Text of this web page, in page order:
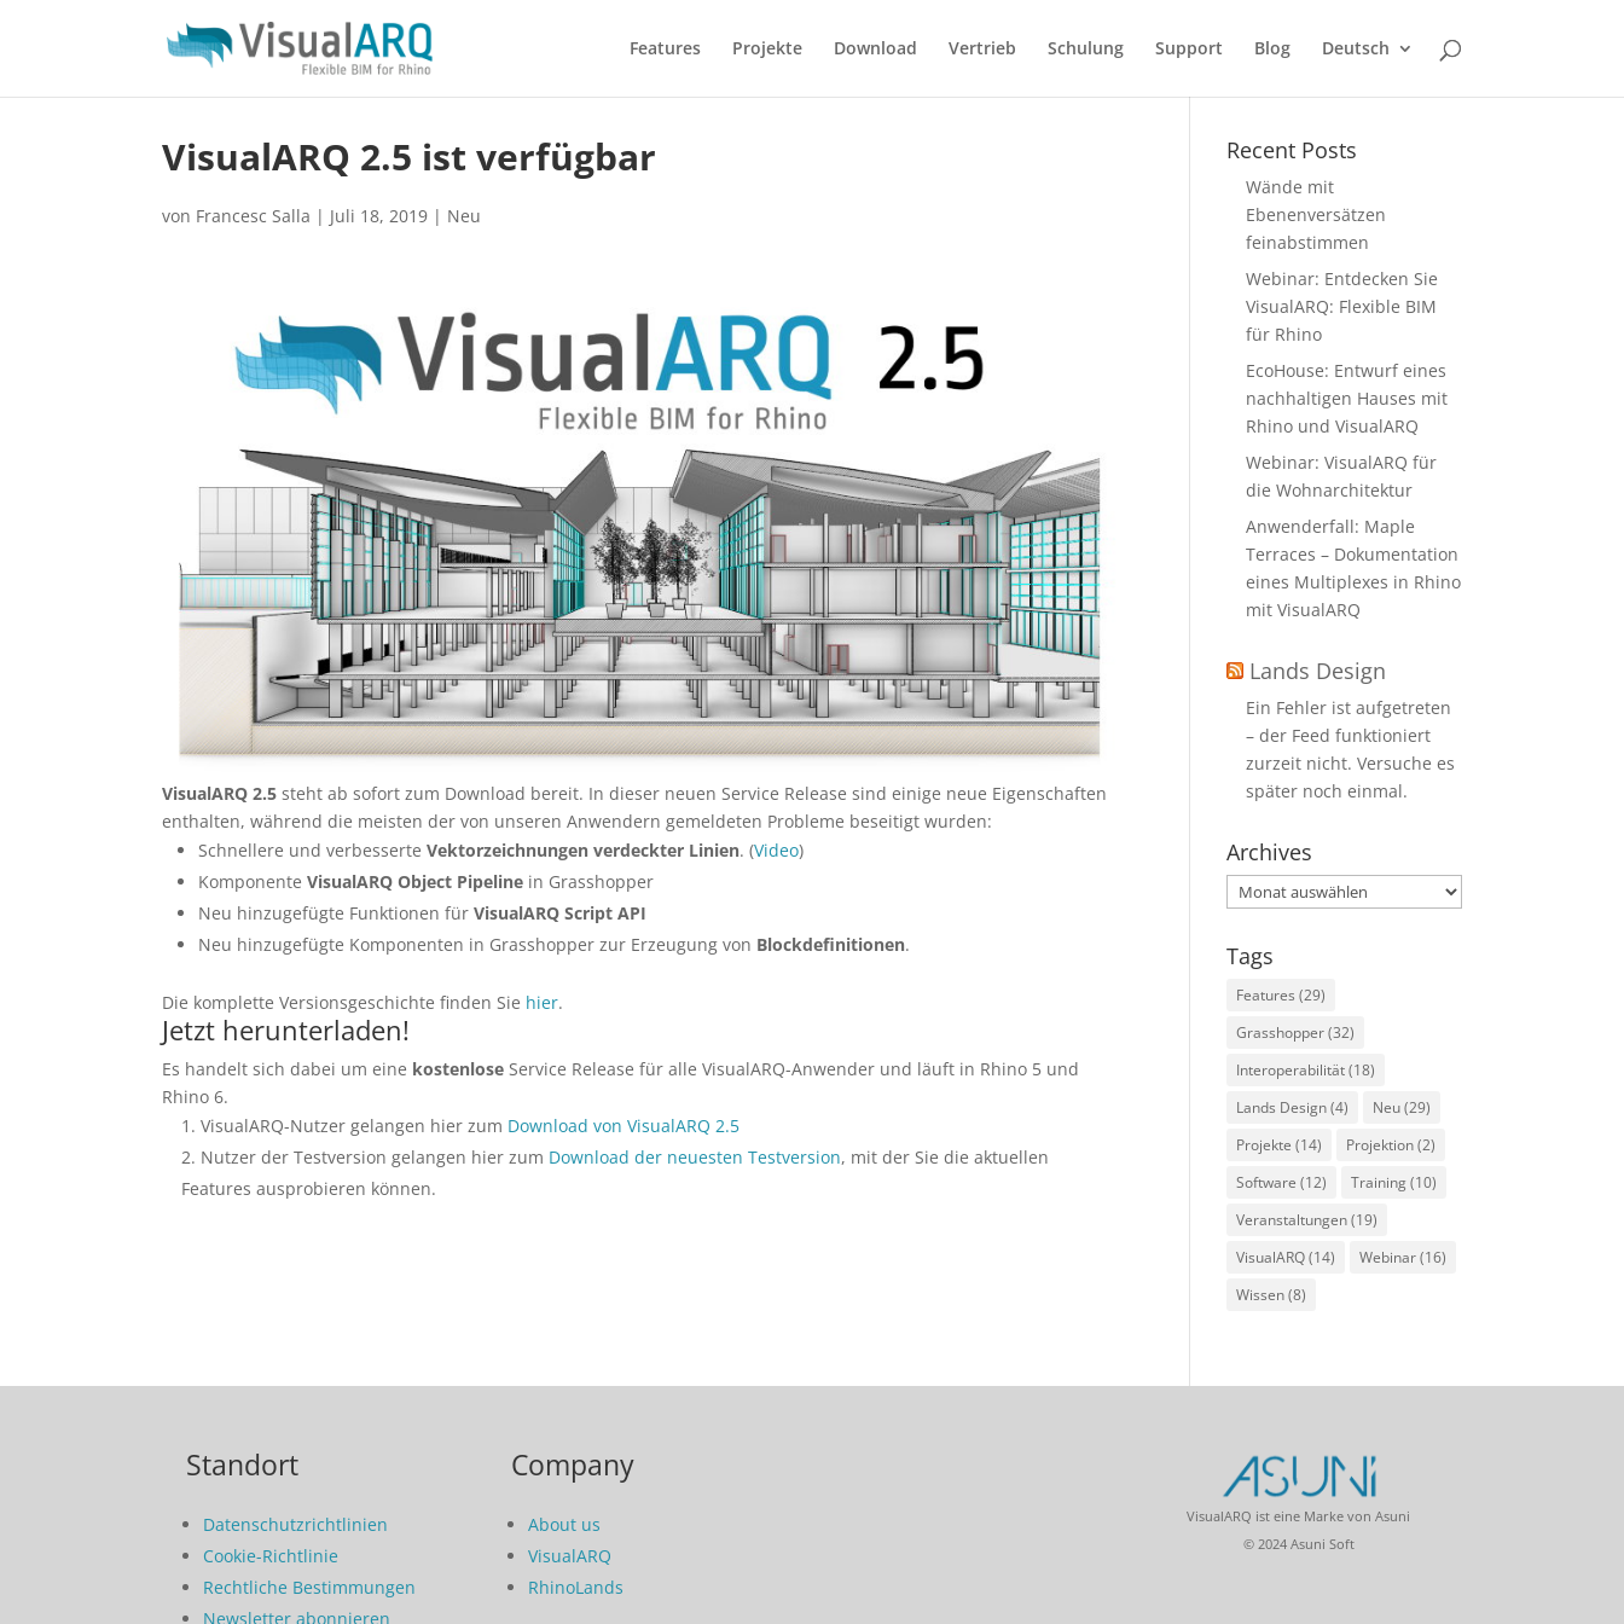
Features Projekte Download Vertrieb Schulung Support Blog Deutsch
VisualARQ 2.5 ist verfügbar
von Francesc Salla | Juli 18, 2019 | Neu
VisualARQ 2.5 steht ab sofort zum Download bereit. In dieser neuen Service Release sind einige neue Eigenschaften
enthalten, während die meisten der von unseren Anwendern gemeldeten Probleme beseitigt wurden:
Schnellere und verbesserteVektorzeichnungen verdeckter Linien. (Video)
KomponenteVisualARQ Object Pipeline in Grasshopper
Neu hinzugefügte Funktionen fürVisualARQ Script API
Neu hinzugefügte Komponenten in Grasshopper zur Erzeugung von Blockdefinitionen.
Die komplette Versionsgeschichte finden Sie hier.
Jetzt herunterladen!
Es handelt sich dabei um eine kostenlose Service Release für alle VisualARQ-Anwender und läuft in Rhino 5 und
Rhino 6.
VisualARQ-Nutzer gelangen hier zum Download von VisualARQ 2.5
Nutzer der Testversion gelangen hier zum Download der neuesten Testversion, mit der Sie die aktuellen
Features ausprobieren können.
Recent Posts
Wände mit
Ebenenversätzen
feinabstimmen
Webinar: Entdecken Sie
VisualARQ: Flexible BIM
für Rhino
EcoHouse: Entwurf eines
nachhaltigen Hauses mit
Rhino und VisualARQ
Webinar: VisualARQ für
die Wohnarchitektur
Anwenderfall: Maple
Terraces – Dokumentation
eines Multiplexes in Rhino
mit VisualARQ
Lands Design
Ein Fehler ist aufgetreten
– der Feed funktioniert
zurzeit nicht. Versuche es
später noch einmal.
Archives
Archives
Tags
Features (29)
Grasshopper(32)
Interoperabilität(18)
Lands Design(4) Neu(29)
Projekte (14) Projektion(2)
Software (12) Training(10)
Veranstaltungen(19)
VisualARQ(14) Webinar(16)
Wissen(8)
Standort
Datenschutzrichtlinien
Cookie-Richtlinie
Rechtliche Bestimmungen
Newsletter abonnieren
Company
About us
VisualARQ
RhinoLands
VisualARQ ist eine Marke von Asuni
© 2024 Asuni Soft